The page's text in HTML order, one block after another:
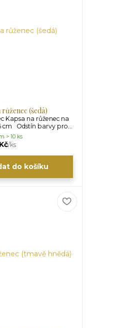
(šedá)
Kapsa na růženec na
cm Odstín barvy pro...
/ks
> 10 ks
do košíku